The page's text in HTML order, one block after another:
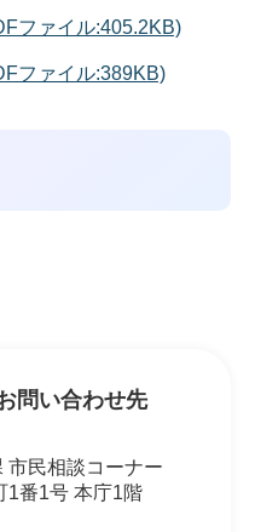
ファイル:405.2KB)
ファイル:389KB)
問い合わせ先
市民相談コーナー
1番1号 本庁1階